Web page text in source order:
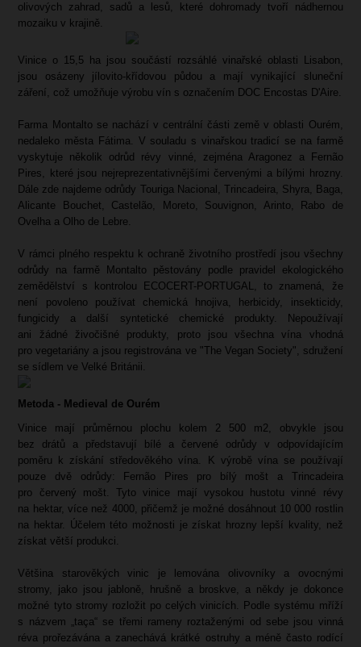
olivových zahrad, sadů a lesů, které dohromady tvoří nádhernou
mozaiku v krajině.
Vinice o 15,5 ha jsou součástí rozsáhlé vinařské oblasti Lisabon,
jsou osázeny jílovito-křídovou půdou a mají vynikající sluneční
záření, což umožňuje výrobu vín s označením DOC Encostas D'Aire.
Farma Montalto se nachází v centrální části země v oblasti Ourém,
nedaleko města Fátima. V souladu s vinařskou tradicí se na farmě
vyskytuje několik odrůd révy vinné, zejména Aragonez a Fernão
Pires, které jsou nejreprezentativnějšími červenými a bílými hrozny.
Dále zde najdeme odrůdy Touriga Nacional, Trincadeira, Shyra, Baga,
Alicante Bouchet, Castelão, Moreto, Souvignon, Arinto, Rabo de
Ovelha a Olho de Lebre.
V rámci plného respektu k ochraně životního prostředí jsou všechny
odrůdy na farmě Montalto pěstovány podle pravidel ekologického
zemědělství s kontrolou ECOCERT-PORTUGAL, to znamená, že
není povoleno používat chemická hnojiva, herbicidy, insekticidy,
fungicidy a další syntetické chemické produkty. Nepoužívají
ani žádné živočišné produkty, proto jsou všechna vína vhodná
pro vegetariány a jsou registrována ve "The Vegan Society", sdružení
se sídlem ve Velké Británii.
Metoda - Medieval de Ourém
Vinice mají průměrnou plochu kolem 2 500 m2, obvykle jsou
bez drátů a představují bílé a červené odrůdy v odpovídajícím
poměru k získání středověkého vína. K výrobě vína se používají
pouze dvě odrůdy: Fernão Pires pro bílý mošt a Trincadeira
pro červený mošt. Tyto vinice mají vysokou hustotu vinné révy
na hektar, více než 4000, přičemž je možné dosáhnout 10 000 rostlin
na hektar. Účelem této možnosti je získat hrozny lepší kvality, než
získat větší produkci.
Většina starověkých vinic je lemována olivovníky a ovocnými
stromy, jako jsou jabloně, hrušně a broskve, a někdy je dokonce
možné tyto stromy rozložit po celých vinicích. Podle systému mříží
s názvem „taça“ se třemi rameny roztaženými od sebe jsou vinná
réva prořezávána a zanechává krátké ostruhy a méně často rodící